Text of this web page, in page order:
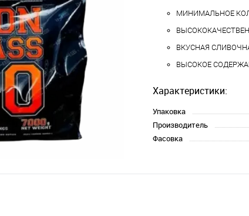
МИНИМАЛЬНОЕ
ВКУСНАЯ
ВЫСОКОЕ
Характеристики:
Упаковка
Производитель
Фасовка